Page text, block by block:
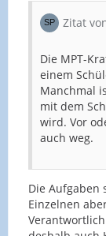
Zitat
Die MPT-
einem
Manchmal
mit dem
wird. Vor
auch weg.
Die Aufgaben
Einzelnen